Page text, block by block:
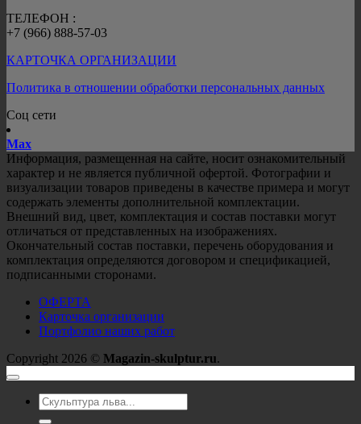
ТЕЛЕФОН :
+7 (966) 888-57-03
КАРТОЧКА ОРГАНИЗАЦИИ
Политика в отношении обработки персональных данных
Соц сети
Mах
Информация, размещенная на сайте, носит ознакомительный
характер и не является публичной офертой. Фотографии и
визуализации товаров приведены в качестве примера и могут
содержать элементы дополнительной комплектации.
Внешний вид, цвет, комплектация и состав поставки могут
отличаться от представленных на изображениях.
Окончательный состав поставки, перечень оборудования и
комплектация определяются договором и спецификацией,
подписанными сторонами.
ОФЕРТА
Карточка организации
Портфолио наших работ
Copyright 2026 © Magazin-skulptur.ru.
Искать: